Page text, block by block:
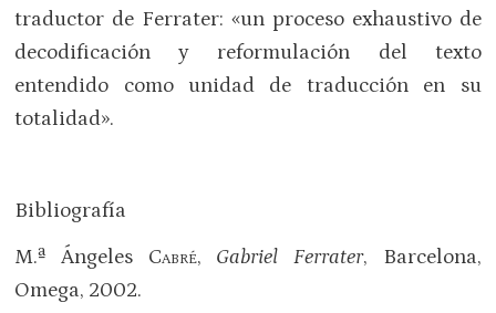
traductor de Ferrater: «un proceso exhaustivo de
decodificación y reformulación del texto
entendido como unidad de traducción en su
totalidad».
Bibliografía
M.ª Ángeles Cabré, Gabriel Ferrater, Barcelona,
Omega, 2002.